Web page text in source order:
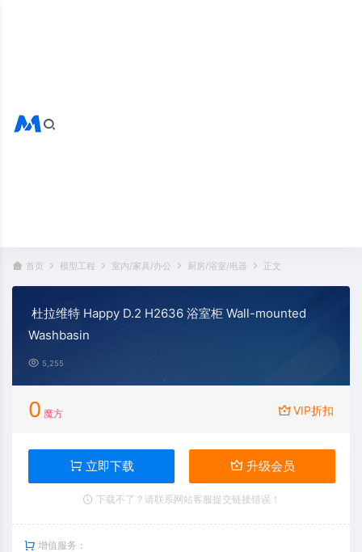
首页 模型工程 室内/家具/办公 厨房/浴室/电器 正文
杜拉维特 Happy D.2 H2636 浴室柜 Wall-mounted
Washbasin
5,255
0 魔方 VIP折扣
立即下载 升级会员
下载不了？请联系网站客服提交链接错误！
增值服务：